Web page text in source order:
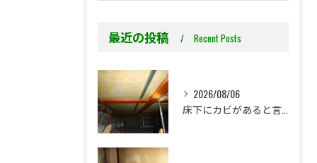
最近の投稿 Recent Posts
2026/08/06
床下にカビがあると言われた…本当に全部防カビ工事が必要ですか？